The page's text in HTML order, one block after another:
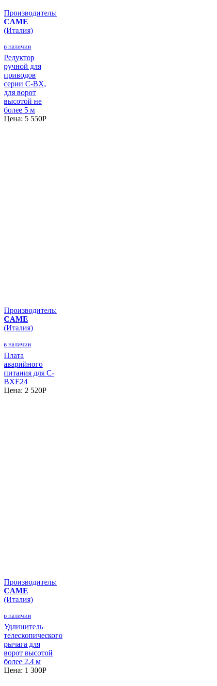
Производитель:
CAME
(Италия)
в наличии
Редуктор
ручной для
приводов
серии C-BX,
для ворот
высотой не
более 5 м
Цена: 5 550P
Производитель:
CAME
(Италия)
в наличии
Плата
аварийного
питания для C-
BXE24
Цена: 2 520P
Производитель:
CAME
(Италия)
в наличии
Удлинитель
телескопического
рычага для
ворот высотой
более 2,4 м
Цена: 1 300P